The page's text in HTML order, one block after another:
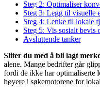
Steg 2: Optimaliser
Steg 3: Legg til visuelle
Steg 4: Lenke til lokale
Steg 5: Vis sosialt bevis
Avsluttende tanker
Sliter du med å bli lagt
alene. Mange bedrifter går
fordi de ikke har optimaliserte
høyere i søkemotorene for